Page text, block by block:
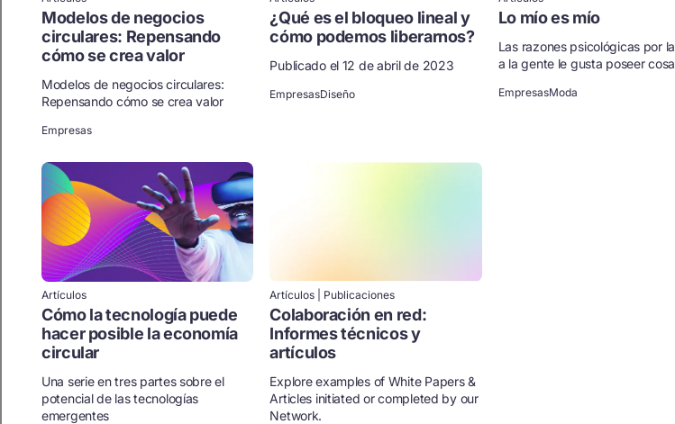
Modelos de negocios
circulares: Repensando
cómo se crea valor
Modelos de negocios circulares:
Repensando cómo se crea valor
Empresas
¿Qué es el bloqueo lineal y
cómo podemos liberarnos?
Publicado el 12 de abril de 2023
EmpresasDiseño
Lo mío es mío
Las razones psicológicas por
a la gente le gusta poseer
EmpresasModa
Artículos
Cómo la tecnología puede
hacer posible la economía
circular
Una serie en tres partes sobre el
potencial de las tecnologías
emergentes
Artículos | Publicaciones
Colaboración en red:
Informes técnicos y
artículos
Explore examples of White Papers &
Articles initiated or completed by our
Network.